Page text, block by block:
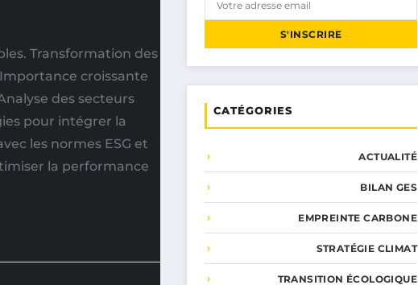
Transformation des
croissante
des secteurs
pour intégrer la
les normes ESG et
la performance
S'INSCRIRE
CATÉGORIES
ACTUALITÉ
BILAN GES
EMPREINTE CARBONE
STRATÉGIE CLIMAT
TRANSITION ÉCOLOGIQUE